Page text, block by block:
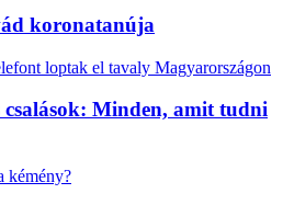
koronatanúja
Minden, amit tudni